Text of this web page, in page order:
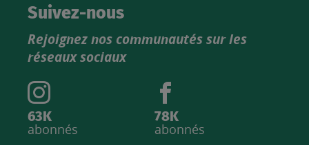
catalogue
Suivez-nous
Rejoignez nos communautés sur les
réseaux sociaux
63K
abonnés
78K
abonnés